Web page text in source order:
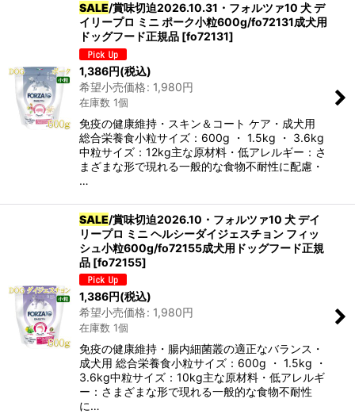
SALE/賞味切迫2026.10.31・フォルツァ10 犬 デ
イリープロ ミニ ポーク小粒600g/fo72131成犬用
ドッグフード正規品 [fo72131]
1,386円(税込)
希望小売価格: 1,980円
在庫数 1個
免疫の健康維持・スキン＆コート ケア・成犬用
総合栄養食小粒サイズ：600g ・ 1.5kg ・ 3.6kg
中粒サイズ：12kg主な原材料・低アレルギー：さ
まざまな形で現れる一般的な食物不耐性に配慮・
…
SALE/賞味切迫2026.10・フォルツァ10 犬 デイ
リープロ ミニ ヘルシーダイジェスチョン フィッ
シュ小粒600g/fo72155成犬用ドッグフード正規
品 [fo72155]
1,386円(税込)
希望小売価格: 1,980円
在庫数 1個
免疫の健康維持・腸内細菌叢の適正なバランス・
成犬用 総合栄養食小粒サイズ：600g ・ 1.5kg ・
3.6kg中粒サイズ：10kg主な原材料・低アレルギ
ー：さまざまな形で現れる一般的な食物不耐性
に…